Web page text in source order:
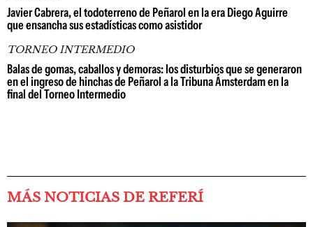
Javier Cabrera, el todoterreno de Peñarol en la era Diego Aguirre
que ensancha sus estadísticas como asistidor
TORNEO INTERMEDIO
Balas de gomas, caballos y demoras: los disturbios que se generaron
en el ingreso de hinchas de Peñarol a la Tribuna Ámsterdam en la
final del Torneo Intermedio
MÁS NOTICIAS DE REFERÍ